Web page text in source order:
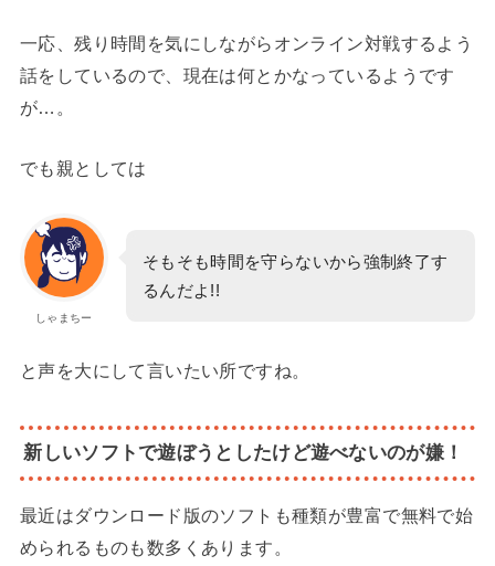
一応、残り時間を気にしながらオンライン対戦するよう
話をしているので、現在は何とかなっているようです
が…。
でも親としては
しゃまちー
そもそも時間を守らないから強制終了す
るんだよ!!
と声を大にして言いたい所ですね。
新しいソフトで遊ぼうとしたけど遊べないのが嫌！
最近はダウンロード版のソフトも種類が豊富で無料で始
められるものも数多くあります。